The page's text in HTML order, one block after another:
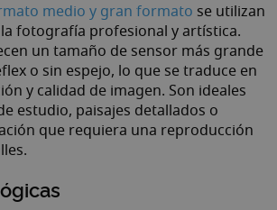
medio y gran formato se utilizan
fotografía profesional y artística.
un tamaño de sensor más grande
o sin espejo, lo que se traduce en
y calidad de imagen. Son ideales
estudio, paisajes detallados o
que requiera una reproducción